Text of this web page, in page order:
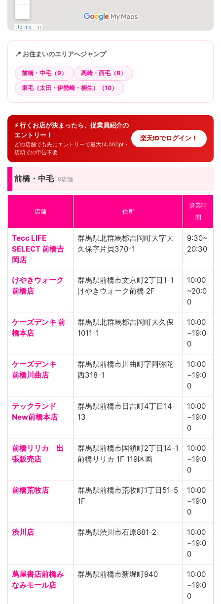
📍 お住まいのエリアへジャンプ
前橋・中毛（9）
高崎・西毛（8）
東毛（太田・伊勢崎・桐生）（10）
⚡ 行くお店が決まったら、従業員紹介の
エントリー！
どの店舗でも先にエントリーで最大14,000pt・
店頭での申告不要
楽天IDでログイン！
前橋・中毛 9店舗
店舗 住所
営業時
間
Tecc LIFE
SELECT 前橋吉
岡店
群馬県北群馬郡吉岡町大字大
久保字片貝370-1
9:30~
20:30
けやきウォーク
前橋店
群馬県前橋市文京町2丁目1-1
けやきウォーク前橋 2F
10:00
~20:0
0
ケーズデンキ 前
橋本店
群馬県北群馬郡吉岡町大久保
1011-1
10:00
~19:0
0
ケーズデンキ
前橋川曲店
群馬県前橋市川曲町字阿弥陀
西318-1
10:00
~19:0
0
テックランド
New前橋本店
群馬県前橋市日吉町4丁目14-
13
10:00
~19:0
0
前橋リリカ 出
張販売店
群馬県前橋市国領町2丁目14-1
前橋リリカ 1F 119区画
10:00
~19:0
0
前橋荒牧店
群馬県前橋市荒牧町1丁目51-5
1F
10:00
~19:0
0
渋川店 群馬県渋川市石原881-2
10:00
~19:0
0
蔦屋書店前橋み
なみモール店
群馬県前橋市新堀町940
10:00
~19:0
0